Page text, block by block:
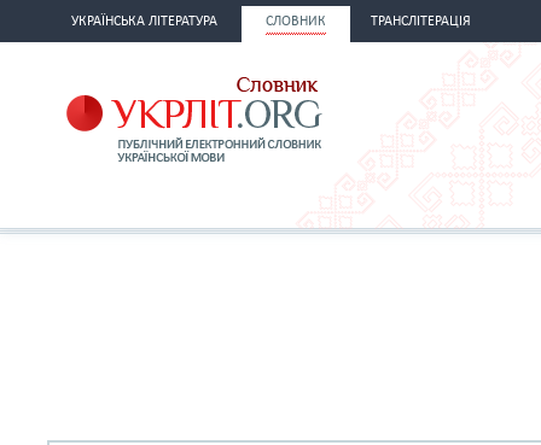
УКРАЇНСЬКА ЛІТЕРАТУРА СЛОВНИК ТРАНСЛІТЕРАЦІЯ